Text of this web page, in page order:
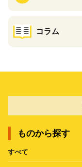
コラム
ものから探す
すべて